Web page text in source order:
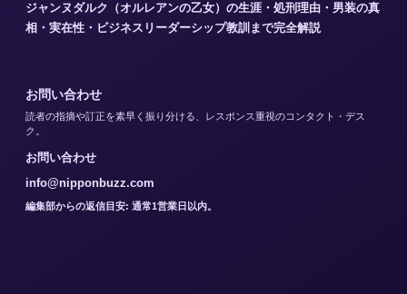
ジャンヌダルク（オルレアンの乙女）の生涯・処刑理由・男装の真
相・実在性・ビジネスリーダーシップ教訓まで完全解説
お問い合わせ
読者の指摘や訂正を素早く振り分ける、レスポンス重視のコンタクト・デス
ク。
お問い合わせ
info@nipponbuzz.com
編集部からの返信目安: 通常1営業日以内。